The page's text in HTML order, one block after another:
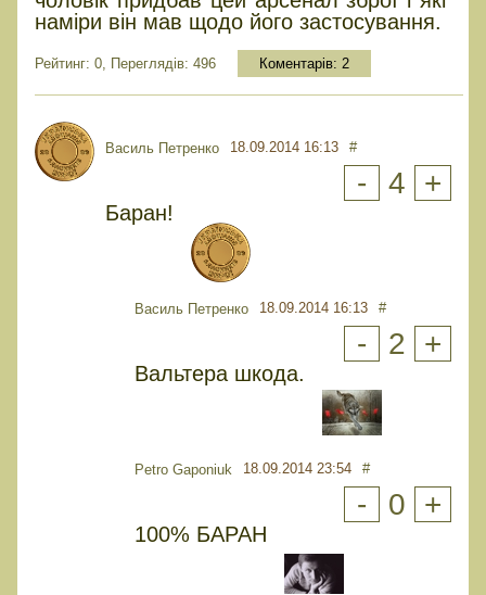
наміри він мав щодо його застосування.
Рейтинг: 0, Переглядів: 496 Коментарів: 2
Василь Петренко 18.09.2014 16:13 #
- 4 +
Баран!
Василь Петренко 18.09.2014 16:13 #
- 2 +
Вальтера шкода.
Petro Gaponiuk 18.09.2014 23:54 #
- 0 +
100% БАРАН